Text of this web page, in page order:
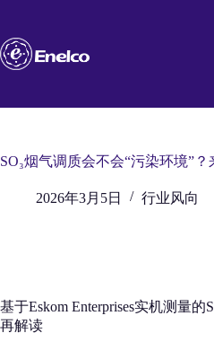
内
容
SO₃烟气调质会不会“污染环境”
2026年3月5日 行业风向
基于Eskom Enterprises实机测量
再解读